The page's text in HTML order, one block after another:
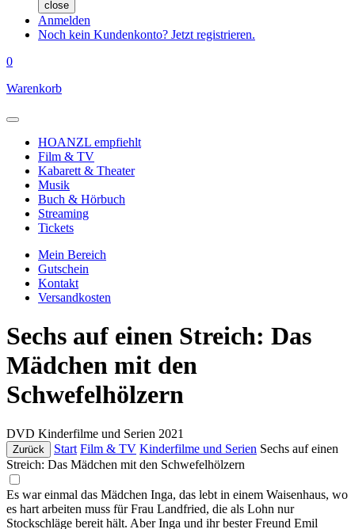
close
Anmelden
Noch kein Kundenkonto? Jetzt registrieren.
0
Warenkorb
HOANZL empfiehlt
Film & TV
Kabarett & Theater
Musik
Buch & Hörbuch
Streaming
Tickets
Mein Bereich
Gutschein
Kontakt
Versandkosten
Sechs auf einen Streich: Das
Mädchen mit den
Schwefelhölzern
DVD Kinderfilme und Serien 2021
Zurück Start Film & TV Kinderfilme und Serien Sechs auf einen
Streich: Das Mädchen mit den Schwefelhölzern
Es war einmal das Mädchen Inga, das lebt in einem Waisenhaus, wo
es hart arbeiten muss für Frau Landfried, die als Lohn nur
Stockschläge bereit hält. Aber Inga und ihr bester Freund Emil